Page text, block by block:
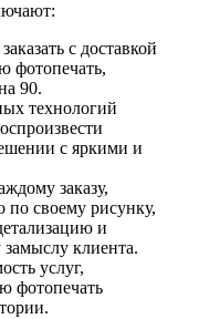
с доставкой
фотопечать,
90.
технологий
с яркими и
заказу,
по своему рисунку,
и
замыслу клиента.
услуг,
фотопечать